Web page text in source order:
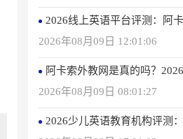
2026线上英语平台评测：阿卡
2026年08月09日 12:01:06
阿卡索外教网是真的吗？2026年权
2026年08月09日 08:01:27
2026少儿英语教育机构评测：阿卡索如何